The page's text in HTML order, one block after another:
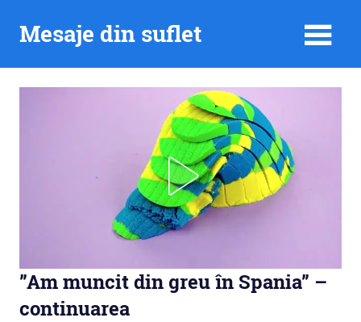
Mesaje din suflet
”Am muncit din greu în Spania” –
continuarea